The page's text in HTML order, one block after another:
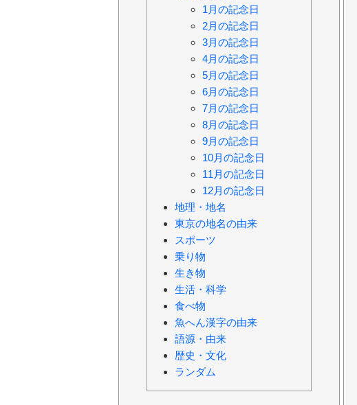
1月の記念日
2月の記念日
3月の記念日
4月の記念日
5月の記念日
6月の記念日
7月の記念日
8月の記念日
9月の記念日
10月の記念日
11月の記念日
12月の記念日
地理・地名
東京の地名の由来
スポーツ
乗り物
生き物
生活・科学
食べ物
魚へん漢字の由来
語源・由来
歴史・文化
ランダム